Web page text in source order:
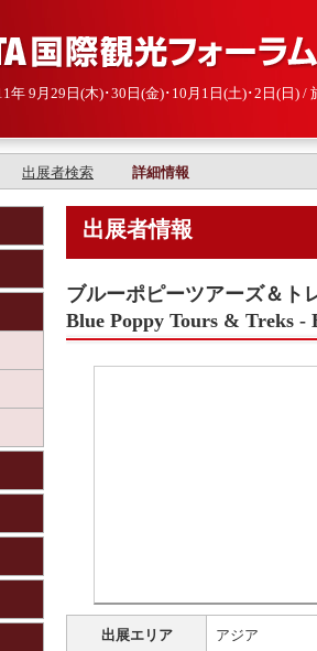
年 9月29日(木)･30日(金)･10月1日(土)･2日(日) /
出展者検索 詳細情報
出展者情報
ブルーポピーツアーズ＆ト
Blue Poppy Tours & Treks -
出展エリア アジア